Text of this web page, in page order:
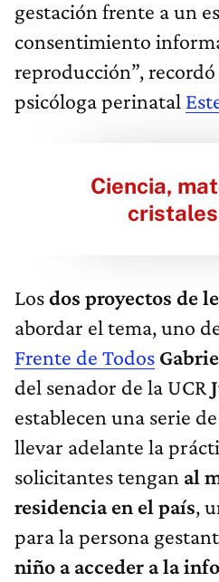
gestación frente a un
consentimiento
reproducción”,
psicóloga perinatal
Ciencia,
Losdos proyectos de
abordar el tema, uno
Frente de Todos
del senador de la UCR
establecen una serie
llevar adelante la
solicitantes tengan al
residencia en el país,
para la persona
niño a acceder a la